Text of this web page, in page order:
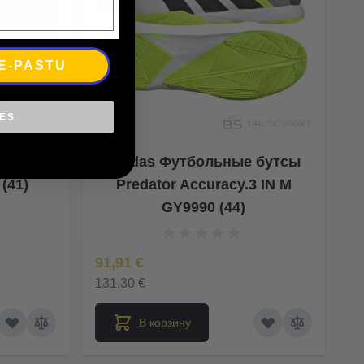
Adidas Футбольные бутсы
Predator Accuracy.3 IN M
GY9990 (44)
Special Price
91,91 €
131,30 €
В корзину
PASTU